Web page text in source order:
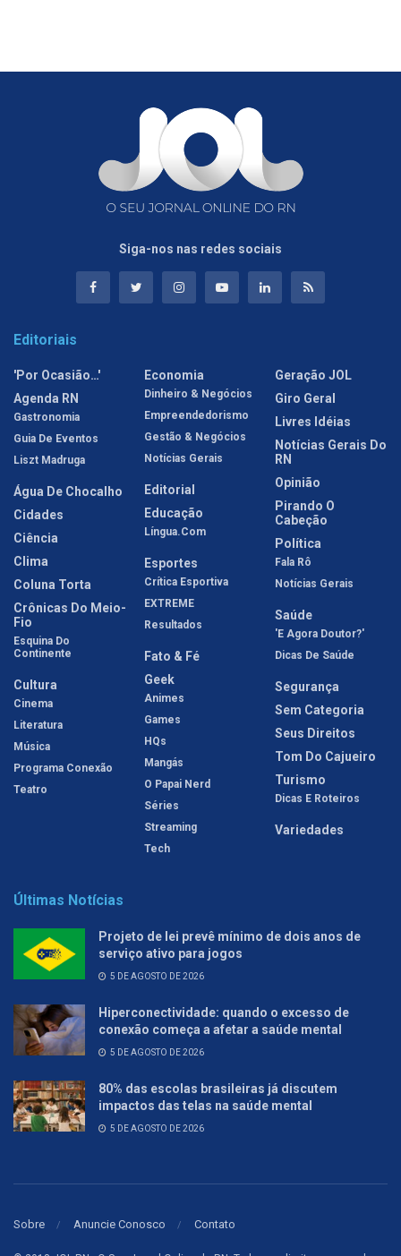
Siga-nos nas redes sociais
Editoriais
'Por Ocasião…'
Agenda RN
Gastronomia
Guia De Eventos
Liszt Madruga
Água De Chocalho
Cidades
Ciência
Clima
Coluna Torta
Crônicas Do Meio-
Fio
Esquina Do
Continente
Cultura
Cinema
Literatura
Música
Programa Conexão
Teatro
Economia
Dinheiro & Negócios
Empreendedorismo
Gestão & Negócios
Notícias Gerais
Editorial
Educação
Língua.com
Esportes
Crítica Esportiva
EXTREME
Resultados
Fato & Fé
Geek
Animes
Games
HQs
Mangás
O Papai Nerd
Séries
Streaming
Tech
Geração JOL
Giro Geral
Livres Idéias
Notícias Gerais Do
RN
Opinião
Pirando O
Cabeção
Política
Fala Rô
Notícias Gerais
Saúde
'E Agora Doutor?'
Dicas De Saúde
Segurança
Sem Categoria
Seus Direitos
Tom Do Cajueiro
Turismo
Dicas E Roteiros
Variedades
Últimas Notícias
Projeto de lei prevê mínimo de dois anos de
serviço ativo para jogos
5 DE AGOSTO DE 2026
Hiperconectividade: quando o excesso de
conexão começa a afetar a saúde mental
5 DE AGOSTO DE 2026
80% das escolas brasileiras já discutem
impactos das telas na saúde mental
5 DE AGOSTO DE 2026
Sobre Anuncie Conosco Contato